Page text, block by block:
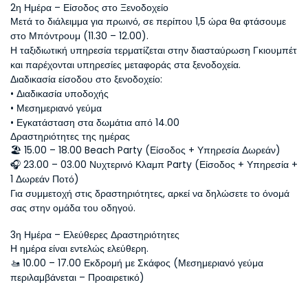
2η Ημέρα – Είσοδος στο Ξενοδοχείο
Μετά το διάλειμμα για πρωινό, σε περίπου 1,5 ώρα θα φτάσουμε
στο Μπόντρουμ (11.30 – 12.00).
Η ταξιδιωτική υπηρεσία τερματίζεται στην διασταύρωση Γκιουμπέτ
και παρέχονται υπηρεσίες μεταφοράς στα ξενοδοχεία.
Διαδικασία είσοδου στο ξενοδοχείο:
• Διαδικασία υποδοχής
• Μεσημεριανό γεύμα
• Εγκατάσταση στα δωμάτια από 14.00
Δραστηριότητες της ημέρας
🏖 15.00 – 18.00 Beach Party (Είσοδος + Υπηρεσία Δωρεάν)
🎧 23.00 – 03.00 Νυχτερινό Κλαμπ Party (Είσοδος + Υπηρεσία +
1 Δωρεάν Ποτό)
Για συμμετοχή στις δραστηριότητες, αρκεί να δηλώσετε το όνομά
σας στην ομάδα του οδηγού.
3η Ημέρα – Ελεύθερες Δραστηριότητες
Η ημέρα είναι εντελώς ελεύθερη.
🚤 10.00 – 17.00 Εκδρομή με Σκάφος (Μεσημεριανό γεύμα
περιλαμβάνεται – Προαιρετικό)